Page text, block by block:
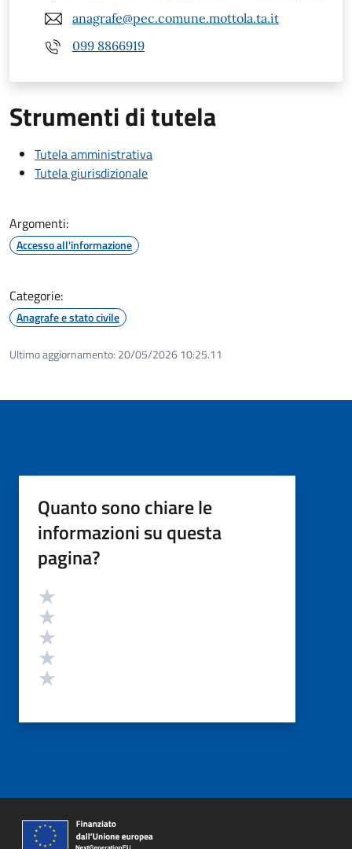
anagrafe@pec.comune.mottola.ta.it
099 8866919
Strumenti di tutela
Tutela amministrativa
Tutela giurisdizionale
Argomenti:
Accesso all'informazione
Categorie:
Anagrafe e stato civile
Ultimo aggiornamento: 20/05/2026 10:25.11
Quanto sono chiare le
informazioni su questa
pagina?
Valutazione